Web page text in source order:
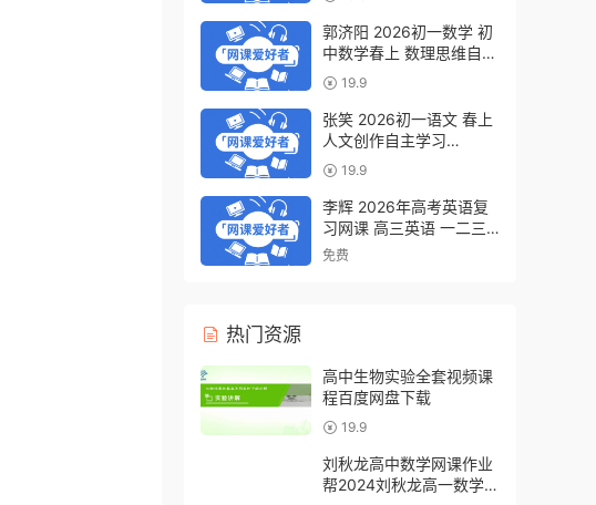
网盘下载
郭济阳 2026初一数学 初
中数学春上 数理思维自主
学习·BS（一期）百度网
盘下载
19.9
张笑 2026初一语文 春上
人文创作自主学习
·TY·S（一期）百度网盘下
载
19.9
李辉 2026年高考英语复
习网课 高三英语 一二三
轮视频课程全年班 百度网
免费
热门资源
高中生物实验全套视频课
程百度网盘下载
19.9
刘秋龙高中数学网课作业
帮2024刘秋龙高一数学